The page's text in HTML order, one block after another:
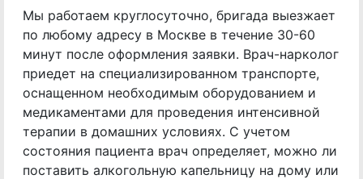
Мы работаем круглосуточно, бригада выезжает
по любому адресу в Москве в течение 30-60
минут после оформления заявки. Врач-нарколог
приедет на специализированном транспорте,
оснащенном необходимым оборудованием и
медикаментами для проведения интенсивной
терапии в домашних условиях. С учетом
состояния пациента врач определяет, можно ли
поставить алкогольную капельницу на дому или